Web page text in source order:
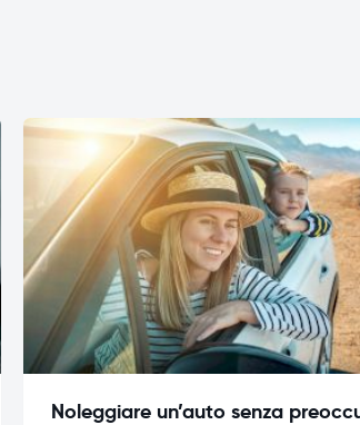
Noleggiare un’auto senza